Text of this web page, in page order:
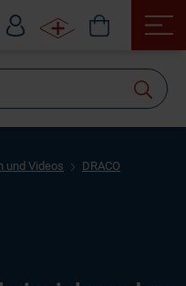
und Videos
DRACO